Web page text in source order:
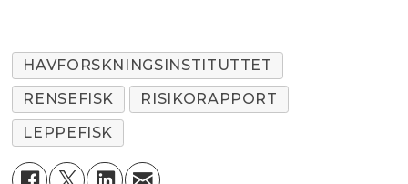
HAVFORSKNINGSINSTITUTTET
RENSEFISK
RISIKORAPPORT
LEPPEFISK